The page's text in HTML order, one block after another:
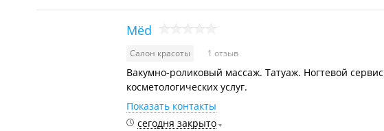
Mёd
Салон красоты 1 отзыв
Вакумно-роликовый массаж. Татуаж. Ногтевой
косметологических услуг.
Показать контакты
сегодня закрыто